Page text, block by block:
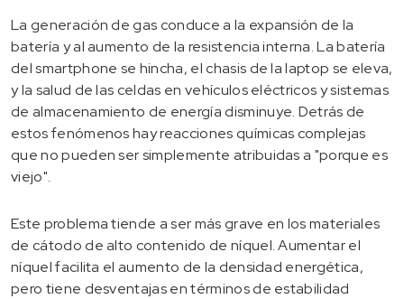
La generación de gas conduce a la expansión de la
batería y al aumento de la resistencia interna. La batería
del smartphone se hincha, el chasis de la laptop se eleva,
y la salud de las celdas en vehículos eléctricos y sistemas
de almacenamiento de energía disminuye. Detrás de
estos fenómenos hay reacciones químicas complejas
que no pueden ser simplemente atribuidas a "porque es
viejo".
Este problema tiende a ser más grave en los materiales
de cátodo de alto contenido de níquel. Aumentar el
níquel facilita el aumento de la densidad energética,
pero tiene desventajas en términos de estabilidad